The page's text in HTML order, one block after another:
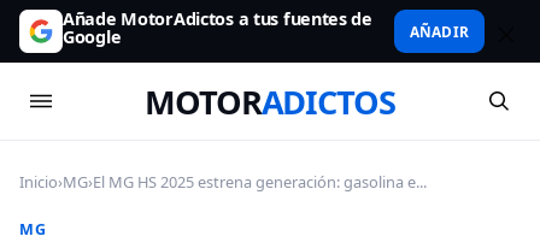
Añade MotorAdictos a tus fuentes de
Google AÑADIR
MOTORADICTOS
Inicio›MG›El MG HS 2025 estrena generación: gasolina e...
MG